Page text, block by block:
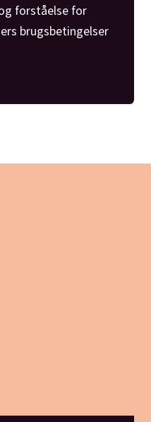
forståelse for
brugsbetingelser